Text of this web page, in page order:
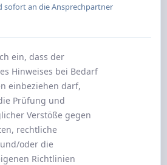
sofort an die Ansprechpartner
ein, dass der
Hinweises bei Bedarf
einbeziehen darf,
Prüfung und
Verstöße gegen
rechtliche
oder die
Richtlinien